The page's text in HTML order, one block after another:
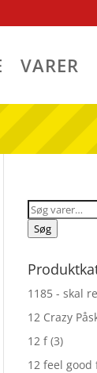
VARER
Søg
efter:
Søg
1185 - skal
12 Crazy
12 f (3)
12 feel good